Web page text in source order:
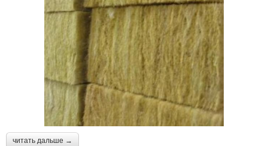
читать дальше →